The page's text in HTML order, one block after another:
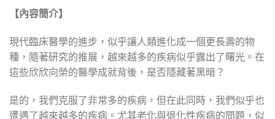
【內容簡介】
現代臨床醫學的進步，似乎讓人類進化成一個更長壽的物
種，隨著研究的推展，越來越多的疾病似乎露出了曙光。在
這些欣欣向榮的醫學成就背後，是否隱藏著黑暗？
是的，我們克服了非常多的疾病，但在此同時，我們似乎也
遭遇了越來越多的疾病。尤其老化與退化性疾病的問題，似